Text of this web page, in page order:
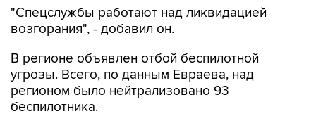
"Спецслужбы работают над ликвидацией
возгорания", - добавил он.
В регионе объявлен отбой беспилотной
угрозы. Всего, по данным Евраева, над
регионом было нейтрализовано 93
беспилотника.